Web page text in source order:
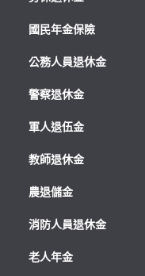
國民年金保險
公務人員退休金
警察退休金
軍人退伍金
教師退休金
農退儲金
消防人員退休金
老人年金